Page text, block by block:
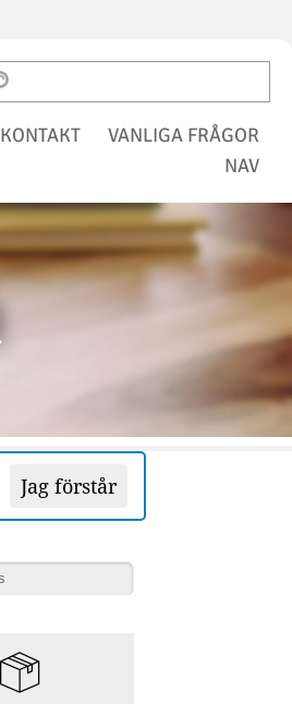
KONTAKT
VANLIGA FRÅGOR
NAV
Jag förstår